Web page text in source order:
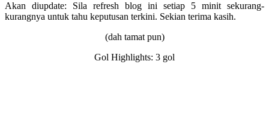
Akan diupdate: Sila refresh blog ini setiap 5 minit sekurang-
kurangnya untuk tahu keputusan terkini. Sekian terima kasih.
(dah tamat pun)
Gol Highlights: 3 gol